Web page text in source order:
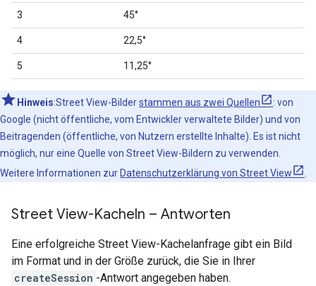
3 45°
4 22,5°
5 11,25°
Hinweis:Street View-Bilderstammen aus zwei Quellen
: von
Google (nicht öffentliche, vom Entwickler verwaltete Bilder) und von
Beitragenden (öffentliche, von Nutzern erstellte Inhalte). Es ist nicht
möglich, nur eine Quelle von Street View-Bildern zu verwenden.
Weitere Informationen zur Datenschutzerklärung von Street View
Street View-Kacheln – Antworten
Eine erfolgreiche Street View-Kachelanfrage gibt ein Bild
im Format und in der Größe zurück, die Sie in Ihrer
createSession -Antwort angegeben haben.